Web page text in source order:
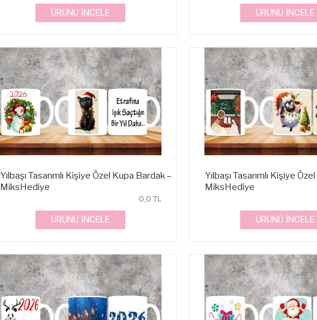
ÜRÜNÜ İNCELE ÜRÜNÜ İNCELE
Yılbaşı Tasarımlı Kişiye Özel Kupa Bardak –
MiksHediye
0,0 TL
ÜRÜNÜ İNCELE
Yılbaşı Tasarımlı Kişiye
MiksHediye
ÜRÜNÜ İNCELE